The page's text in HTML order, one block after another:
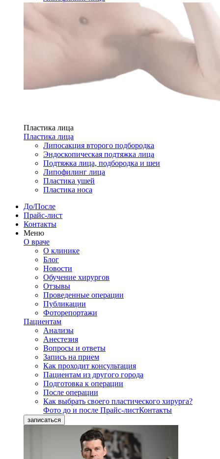
Пластика лица
Пластика лица
Липосакция второго подбородка
Эндоскопическая подтяжка лица
Подтяжка лица, подбородка и шеи
Липофилинг лица
Пластика ушей
Пластика носа
До/После
Прайс-лист
Контакты
Меню
О враче
О клинике
Блог
Новости
Обучение хирургов
Отзывы
Проведенные операции
Публикации
Фоторепортажи
Пациентам
Анализы
Анестезия
Вопросы и ответы
Запись на прием
Как проходит консультация
Пациентам из другого города
Подготовка к операции
После операции
Как выбрать своего пластического хирурга?
Фото до и после Прайс-листКонтакты
записаться